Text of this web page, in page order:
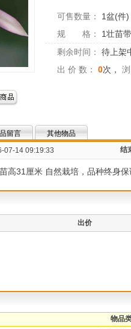
可售数量： 1盆(件)
规 格：
1壮苗
剩余时间：
待上架
出 价 数：
0次，
留言
其他物品
07-14 09:19:33 结
高31厘米 自然栽培，品种终身保
出价
物品